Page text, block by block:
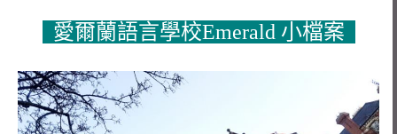
愛爾蘭語言學校Emerald 小檔案